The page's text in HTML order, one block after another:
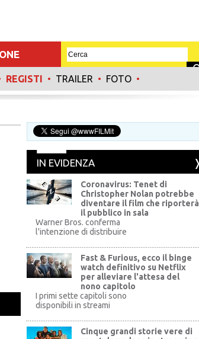
REGISTI • TRAILER • FOTO •
IN EVIDENZA
WB
Coronavirus: Tenet di
Christopher Nolan potrebbe
diventare il film che riporterà
il pubblico in sala
Warner Bros. conferma
l'intenzione di distribuire
Fast & Furious, ecco il binge
watch definitivo su Netflix
per alleviare l'attesa del
nono capitolo
I primi sette capitoli sono
disponibili in streami
Cinque grandi storie vere di